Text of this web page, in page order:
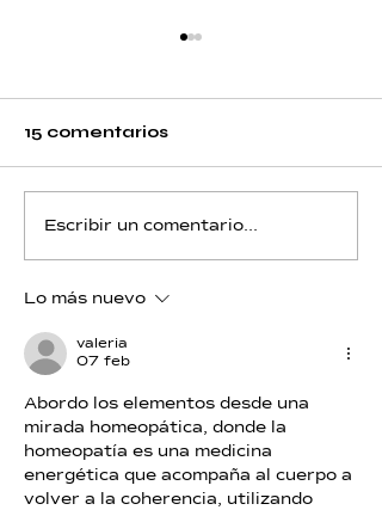
15 comentarios
Escribir un comentario...
Lo más nuevo
valeria
07 feb
Abordo los elementos desde una
mirada homeopática, donde la
homeopatía es una medicina
energética que acompaña al cuerpo a
volver a la coherencia, utilizando